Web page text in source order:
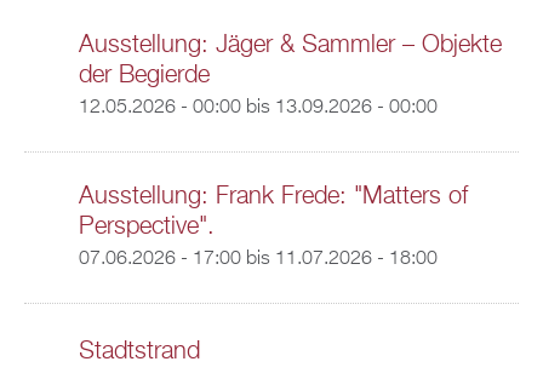
Ausstellung: Jäger & Sammler – Objekte
der Begierde
12.05.2026 - 00:00bis 13.09.2026 - 00:00
Ausstellung: Frank Frede: "Matters of
Perspective".
07.06.2026 - 17:00bis 11.07.2026 - 18:00
Stadtstrand